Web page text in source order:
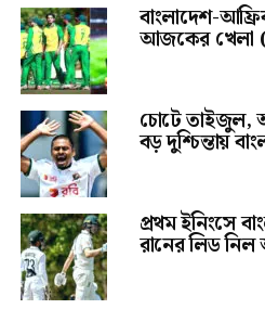
বাংলাদেশ-
আজকের খেলা
চোটে তাইজুল,
বড় দুশ্চিন্তায়
প্রথম ইনিংসে
রানের লিড নিল